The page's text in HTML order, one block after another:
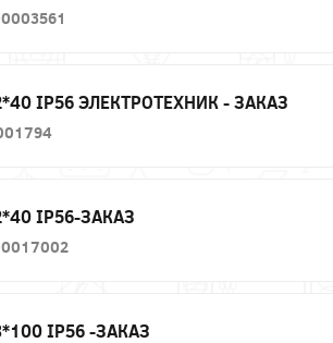
IP56 ЭЛЕКТРОТЕХНИК - ЗАКАЗ
IP56-ЗАКАЗ
IP56 -ЗАКАЗ